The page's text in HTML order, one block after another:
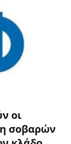
οι
σοβαρών